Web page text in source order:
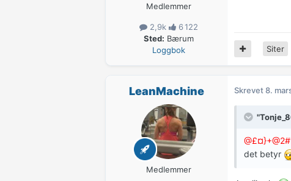
Medlemmer
2,9k
6 122
Sted: Bærum
Loggbok
Siter
LeanMachine
Medlemmer
Skrevet8.
det betyr